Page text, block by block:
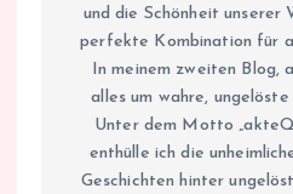
und die Schönheit unserer
perfekte Kombination für
In meinem zweiten Blog,
alles um wahre,
Unter dem Motto
enthülle ich die
Geschichten hinter